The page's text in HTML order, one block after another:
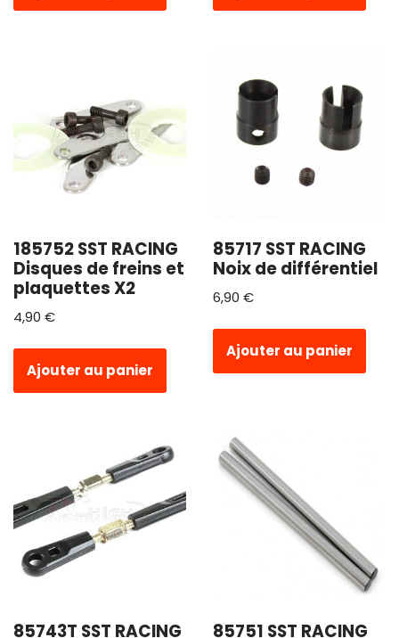
185752 SST RACING
Disques de freins et
plaquettes X2
4,90 €
Ajouter au panier
85717 SST RACING
Noix de différentiel
6,90 €
Ajouter au panier
85743T SST RACING
85751 SST RACING